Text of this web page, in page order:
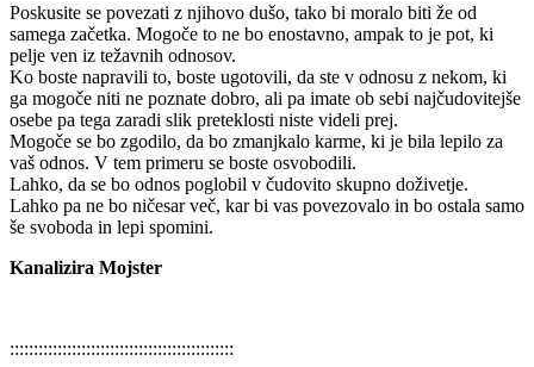
Poskusite se povezati z njihovo dušo, tako bi moralo biti že od
samega začetka. Mogoče to ne bo enostavno, ampak to je pot, ki
pelje ven iz težavnih odnosov.
Ko boste napravili to, boste ugotovili, da ste v odnosu z nekom, ki
ga mogoče niti ne poznate dobro, ali pa imate ob sebi najčudovitejše
osebe pa tega zaradi slik preteklosti niste videli prej.
Mogoče se bo zgodilo, da bo zmanjkalo karme, ki je bila lepilo za
vaš odnos. V tem primeru se boste osvobodili.
Lahko, da se bo odnos poglobil v čudovito skupno doživetje.
Lahko pa ne bo ničesar več, kar bi vas povezovalo in bo ostala samo
še svoboda in lepi spomini.
Kanalizira Mojster
:::::::::::::::::::::::::::::::::::::::::::::::